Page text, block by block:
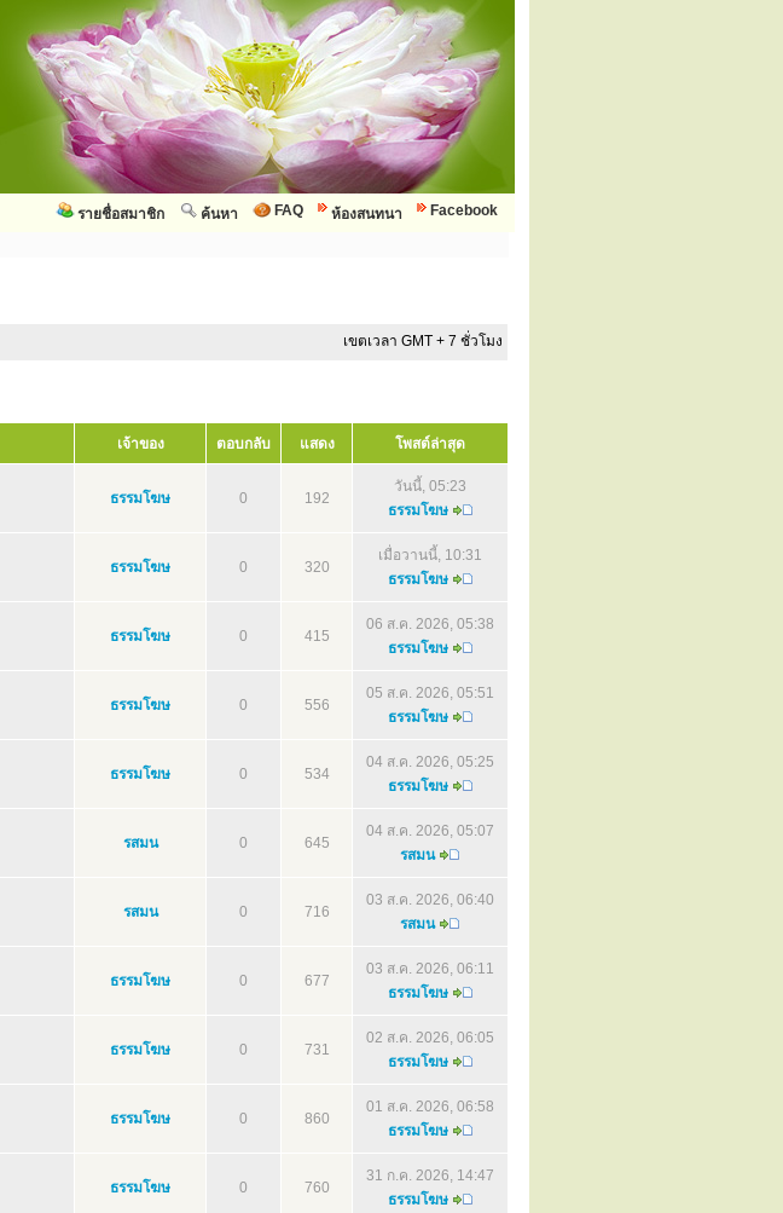
Facebook
ห้องสนทนา
FAQ
ค้นหา
รายชื่อสมาชิก
เขตเวลา GMT + 7 ชั่วโมง
เจ้าของ ตอบกลับ แสดง โพสต์ล่าสุด
ธรรมโฆษ 0 192
วันนี้, 05:23
ธรรมโฆษ
ธรรมโฆษ 0 320
เมื่อวานนี้, 10:31
ธรรมโฆษ
ธรรมโฆษ 0 415
06 ส.ค. 2026, 05:38
ธรรมโฆษ
ธรรมโฆษ 0 556
05 ส.ค. 2026, 05:51
ธรรมโฆษ
ธรรมโฆษ 0 534
04 ส.ค. 2026, 05:25
ธรรมโฆษ
รสมน 0 645
04 ส.ค. 2026, 05:07
รสมน
รสมน 0 716
03 ส.ค. 2026, 06:40
รสมน
ธรรมโฆษ 0 677
03 ส.ค. 2026, 06:11
ธรรมโฆษ
ธรรมโฆษ 0 731
02 ส.ค. 2026, 06:05
ธรรมโฆษ
ธรรมโฆษ 0 860
01 ส.ค. 2026, 06:58
ธรรมโฆษ
ธรรมโฆษ 0 760
31 ก.ค. 2026, 14:47
ธรรมโฆษ